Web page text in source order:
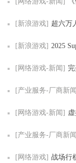
[新浪游戏] 超六万人
[新浪游戏] 2025
[网络游戏-新闻]
[产业服务-厂商新
[网络游戏-新闻]
[产业服务-厂商新
[网络游戏] 战场行